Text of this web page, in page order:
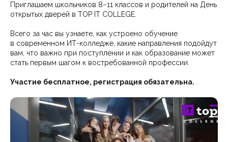
Приглашаем школьников 8−11 классов и родителей на День
открытых дверей в TOP IT COLLEGE.
Всего за час вы узнаете, как устроено обучение
в современном ИТ-колледже, какие направления подойдут
вам, что важно при поступлении и как образование может
стать первым шагом к востребованной профессии.
Участие бесплатное, регистрация обязательна.